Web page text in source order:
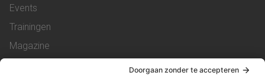
Events
Trainingen
Magazine